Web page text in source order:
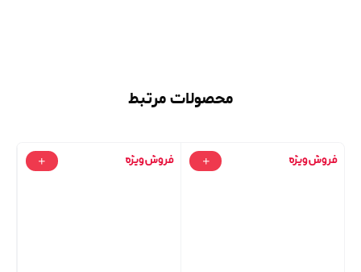
محصولات مرتبط